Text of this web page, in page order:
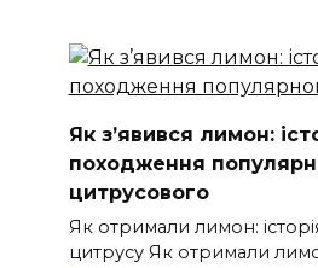
Як з’явився лимон:
походження
цитрусового
Як отримали лимон:
цитрусу Як отримали